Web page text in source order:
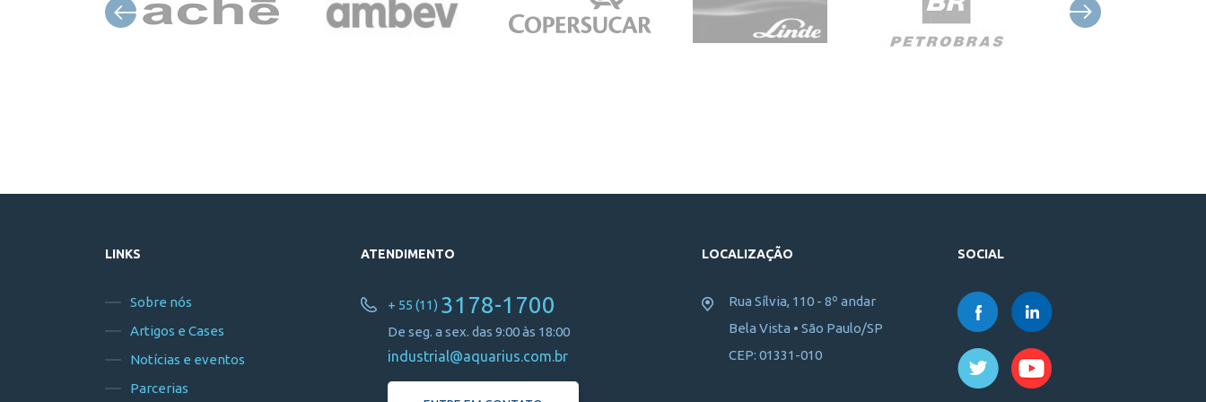
LINKS
Sobre nós
Artigos e Cases
Notícias e eventos
Parcerias
ATENDIMENTO
+ 55 (11) 3178-1700
De seg. a sex. das 9:00 às 18:00
industrial@aquarius.com.br
LOCALIZAÇÃO
Rua Sílvia, 110 - 8º andar
Bela Vista • São Paulo/SP
CEP: 01331-010
SOCIAL